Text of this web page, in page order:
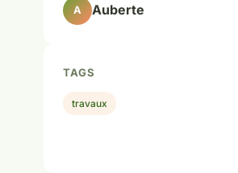
A Auberte
TAGS
travaux